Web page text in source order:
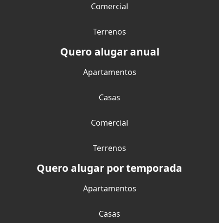
Comercial
Terrenos
Quero alugar anual
Apartamentos
Casas
Comercial
Terrenos
Quero alugar por temporada
Apartamentos
Casas